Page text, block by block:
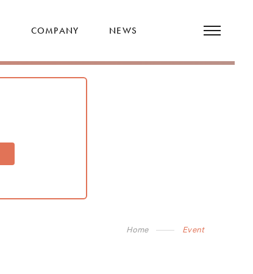
COMPANY NEWS
Home Event